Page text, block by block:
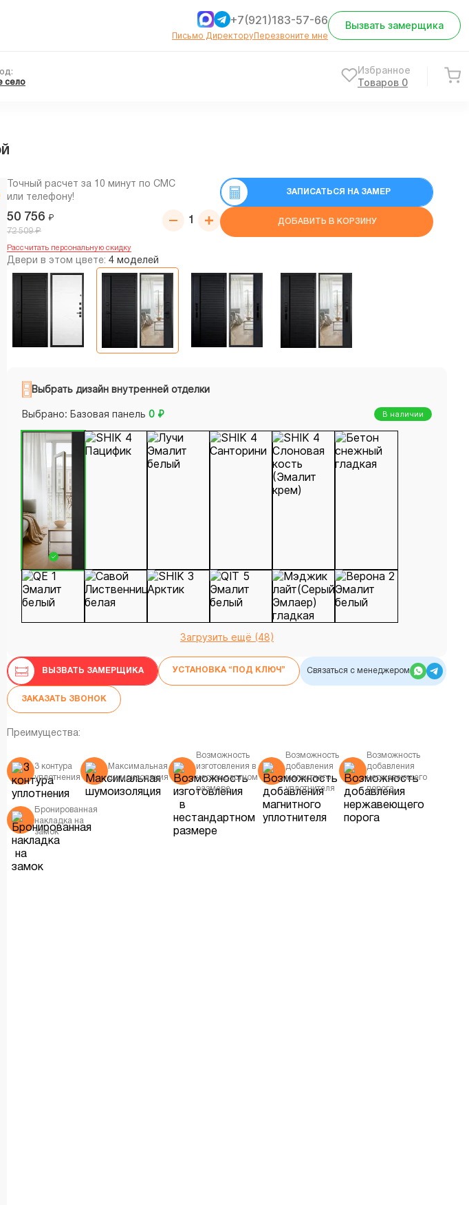
+7(921)183-57-66
Письмо ДиректоруПерезвоните мне
Вызвать замерщика
село
Избранное
Товаров 0
Точный расчет за 10 минут по СМС
или телефону!
50 756 ₽
72 509₽
ЗАПИСАТЬСЯ НА ЗАМЕР
ДОБАВИТЬ В КОРЗИНУ
Рассчитать персональную скидку
Двери в этом цвете: 4 моделей
Выбрать дизайн внутренней отделки
Выбрано: Базовая панель 0 ₽ В наличии
Загрузить ещё (48)
ВЫЗВАТЬ ЗАМЕРЩИКА УСТАНОВКА “ПОД КЛЮЧ” Связаться с менеджером
ЗАКАЗАТЬ ЗВОНОК
Преимущества:
3 контура
уплотнения
Максимальная
шумоизоляция
Возможность
изготовления в
нестандартном
размере
Возможность
добавления
магнитного
уплотнителя
Возможность
добавления
нержавеющего
порога
Бронированная
накладка на
замок